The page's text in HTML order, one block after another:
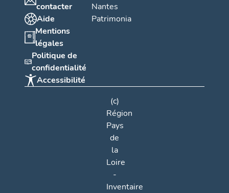
contacter
Aide
Mentions
légales
Politique de
confidentialité
Accessibilité
Nantes
Patrimonia
(c)
Région
Pays
de
la
Loire
-
Inventaire